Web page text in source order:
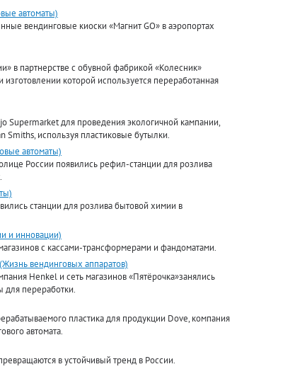
автоматы)
вендинговые киоски «Магнит GО» в аэропортах
в партнерстве с обувной фабрикой «Колесник»
которой используется переработанная
Supermarket для проведения экологичной кампании,
Smiths, используя пластиковые бутылки.
автоматы)
России появились рефил-станции для розлива
станции для розлива бытовой химии в
и инновации)
с кассами-трансформерами и фандоматами.
вендинговых аппаратов)
Henkel и сеть магазинов «Пятёрочка»занялись
для переработки.
пластика для продукции Dove, компания
автомата.
в устойчивый тренд в России.